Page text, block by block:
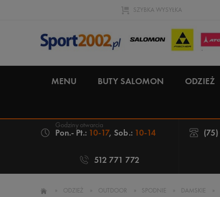
SZYBKA WYSYŁKA
MENU BUTY SALOMON ODZIEŻ
Pon.- Pt.: 10-17, Sob.: 10-14
512 771 772
» ODZIEŻ » OUTDOOR » SPODNIE » DAMSKIE »